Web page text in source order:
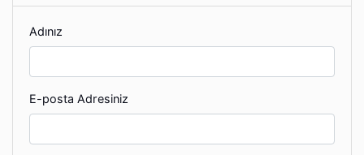
Adınız
E-posta Adresiniz